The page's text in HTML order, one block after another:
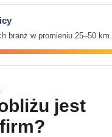
branż w promieniu 25–50 km.
jest